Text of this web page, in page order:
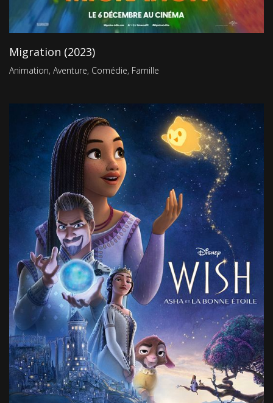
Migration (2023)
Animation, Aventure, Comédie, Famille